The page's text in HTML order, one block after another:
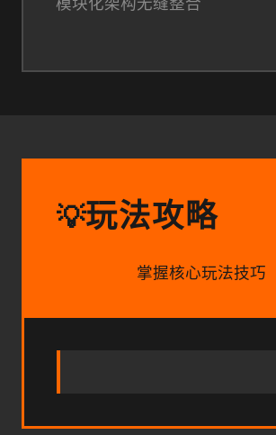
💡玩法攻略
掌握核心玩法技巧